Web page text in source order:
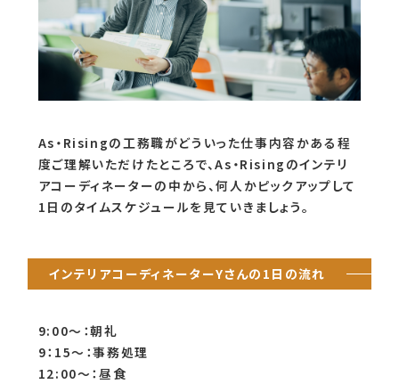
As・Risingの工務職がどういった仕事内容かある程
度ご理解いただけたところで、As・Risingのインテリ
アコーディネーターの中から、何人かピックアップして
1日のタイムスケジュールを見ていきましょう。
インテリアコーディネーターYさんの1日の流れ
9:00～：朝礼
9：15～：事務処理
12:00～：昼食